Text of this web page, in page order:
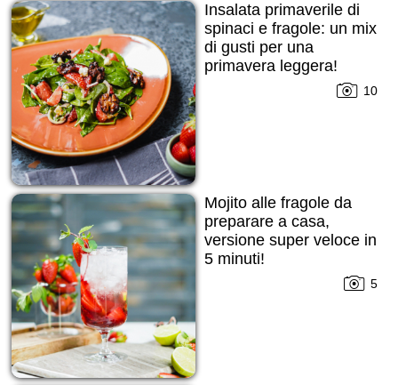
Insalata primaverile di
spinaci e fragole: un mix
di gusti per una
primavera leggera!
10
Mojito alle fragole da
preparare a casa,
versione super veloce in
5 minuti!
5